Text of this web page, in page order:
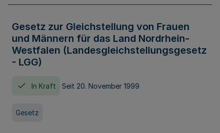
Gesetz zur Gleichstellung von Frauen
und Männern für das Land Nordrhein-
Westfalen (Landesgleichstellungsgesetz
- LGG)
In Kraft Seit 20. November 1999
Gesetz